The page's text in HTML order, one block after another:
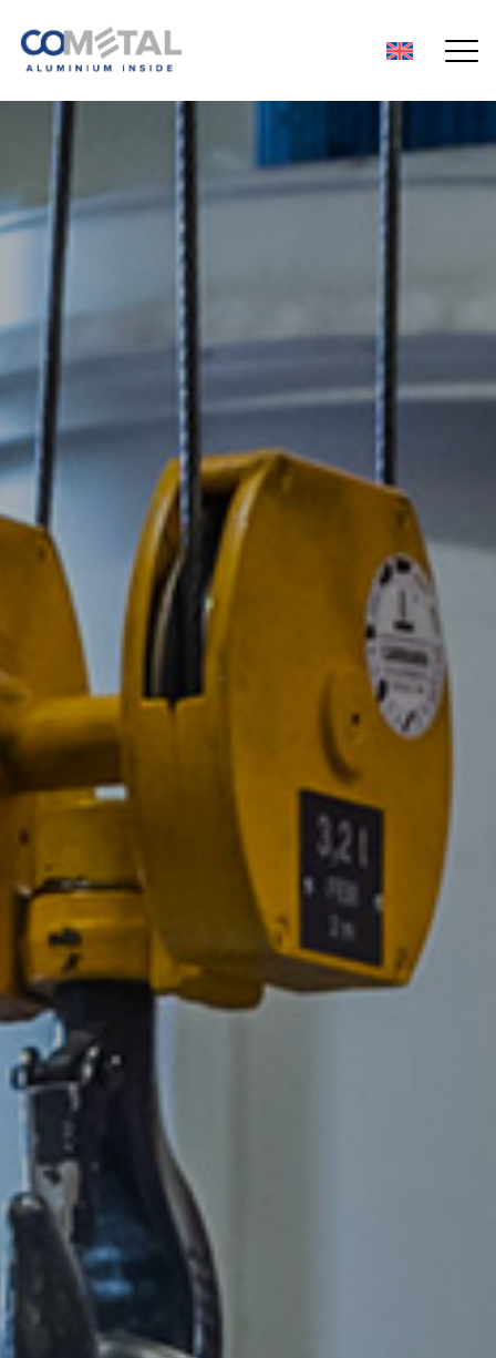
Alluminio
Barre tonde
Barre quadre
Barre piatte
Barre tonde fuse e tornite
Tubi tondi
Tubi quadri e rettangolari